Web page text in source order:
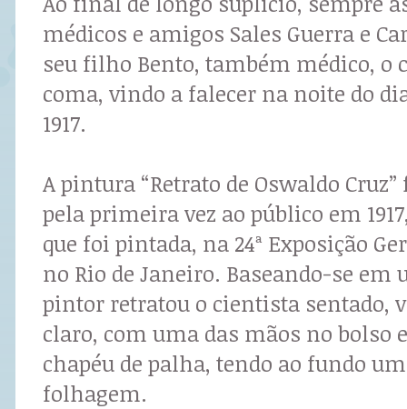
médicos e amigos Sales Guerra e
seu filho Bento, também médico, o
coma, vindo a falecer na noite do
1917.
A pintura “Retrato de Oswaldo
pela primeira vez ao público em
que foi pintada, na 24ª Exposição
no Rio de Janeiro. Baseando-se
pintor retratou o cientista sentado,
claro, com uma das mãos no bolso
chapéu de palha, tendo ao fundo
folhagem.